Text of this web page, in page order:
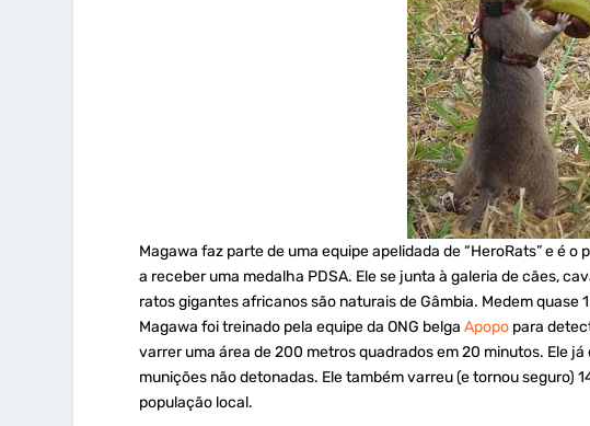
Magawa faz parte de uma equipe apelidada de “HeroRats” e é
a receber uma medalha PDSA. Ele se junta à galeria de cães,
ratos gigantes africanos são naturais de Gâmbia. Medem quase
Magawa foi treinado pela equipe da ONG belgaApopo para
varrer uma área de 200 metros quadrados em 20 minutos. Ele
munições não detonadas. Ele também varreu (e tornou seguro)
população local.